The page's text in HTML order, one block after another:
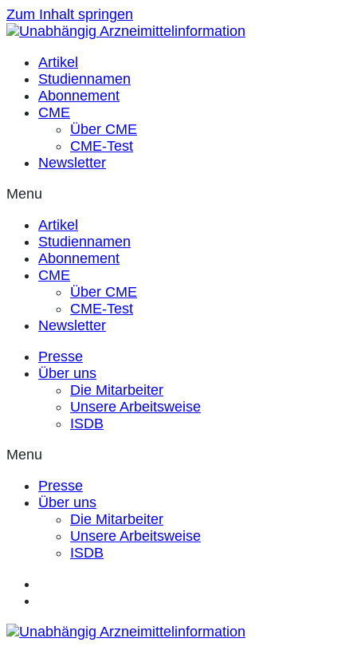
Zum Inhalt springen
Artikel
Studiennamen
Abonnement
CME
Über CME
CME-Test
Newsletter
Menu
Artikel
Studiennamen
Abonnement
CME
Über CME
CME-Test
Newsletter
Presse
Über uns
Die Mitarbeiter
Unsere Arbeitsweise
ISDB
Menu
Presse
Über uns
Die Mitarbeiter
Unsere Arbeitsweise
ISDB